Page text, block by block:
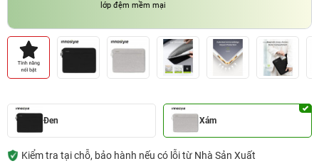
lớp đệm mềm mại
Đen Xám
Kiểm tra tại chỗ, bảo hành nếu có lỗi từ Nhà Sản Xuất